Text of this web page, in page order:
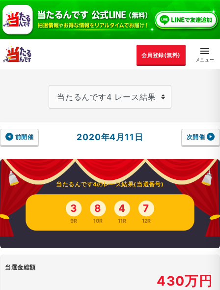
会員登録(無料)
前開催 2020年4月11日 次開催
当たるんです4のレース結果(当選番号)
3
9R
8
10R
4
11R
7
12R
当選金総額
430万円